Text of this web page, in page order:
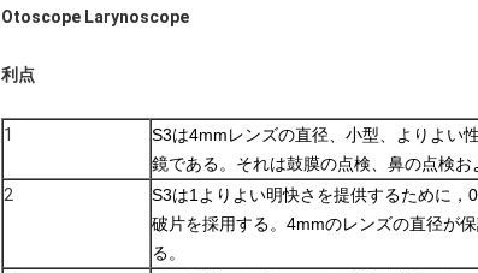
Otoscope Larynoscope
利点
1
S3は4mmレンズの直径、小型、よりよい
鏡である。それは鼓膜の点検、鼻の点検お
2
S3は1よりよい明快さを提供するために
破片を採用する。4mmのレンズの直径が
る。